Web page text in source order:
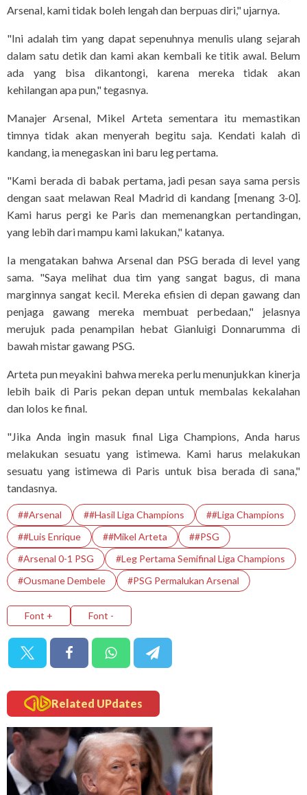
Arsenal, kami tidak boleh lengah dan berpuas diri," ujarnya.
"Ini adalah tim yang dapat sepenuhnya menulis ulang sejarah
dalam satu detik dan kami akan kembali ke titik awal. Belum
ada yang bisa dikantongi, karena mereka tidak akan
kehilangan apa pun," tegasnya.
Manajer Arsenal, Mikel Arteta sementara itu memastikan
timnya tidak akan menyerah begitu saja. Kendati kalah di
kandang, ia menegaskan ini baru leg pertama.
"Kami berada di babak pertama, jadi pesan saya sama persis
dengan saat melawan Real Madrid di kandang [menang 3-0].
Kami harus pergi ke Paris dan memenangkan pertandingan,
yang lebih dari mampu kami lakukan," katanya.
Ia mengatakan bahwa Arsenal dan PSG berada di level yang
sama. "Saya melihat dua tim yang sangat bagus, di mana
marginnya sangat kecil. Mereka efisien di depan gawang dan
penjaga gawang mereka membuat perbedaan," jelasnya
merujuk pada penampilan hebat Gianluigi Donnarumma di
bawah mistar gawang PSG.
Arteta pun meyakini bahwa mereka perlu menunjukkan kinerja
lebih baik di Paris pekan depan untuk membalas kekalahan
dan lolos ke final.
"Jika Anda ingin masuk final Liga Champions, Anda harus
melakukan sesuatu yang istimewa. Kami harus melakukan
sesuatu yang istimewa di Paris untuk bisa berada di sana,"
tandasnya.
##Arsenal ##Hasil Liga Champions
##Liga Champions
##Luis Enrique
##Mikel Arteta
##PSG
#Arsenal 0-1 PSG
#Leg Pertama Semifinal Liga Champions
#Ousmane Dembele
#PSG Permalukan Arsenal
Font + Font -
Related UPdates